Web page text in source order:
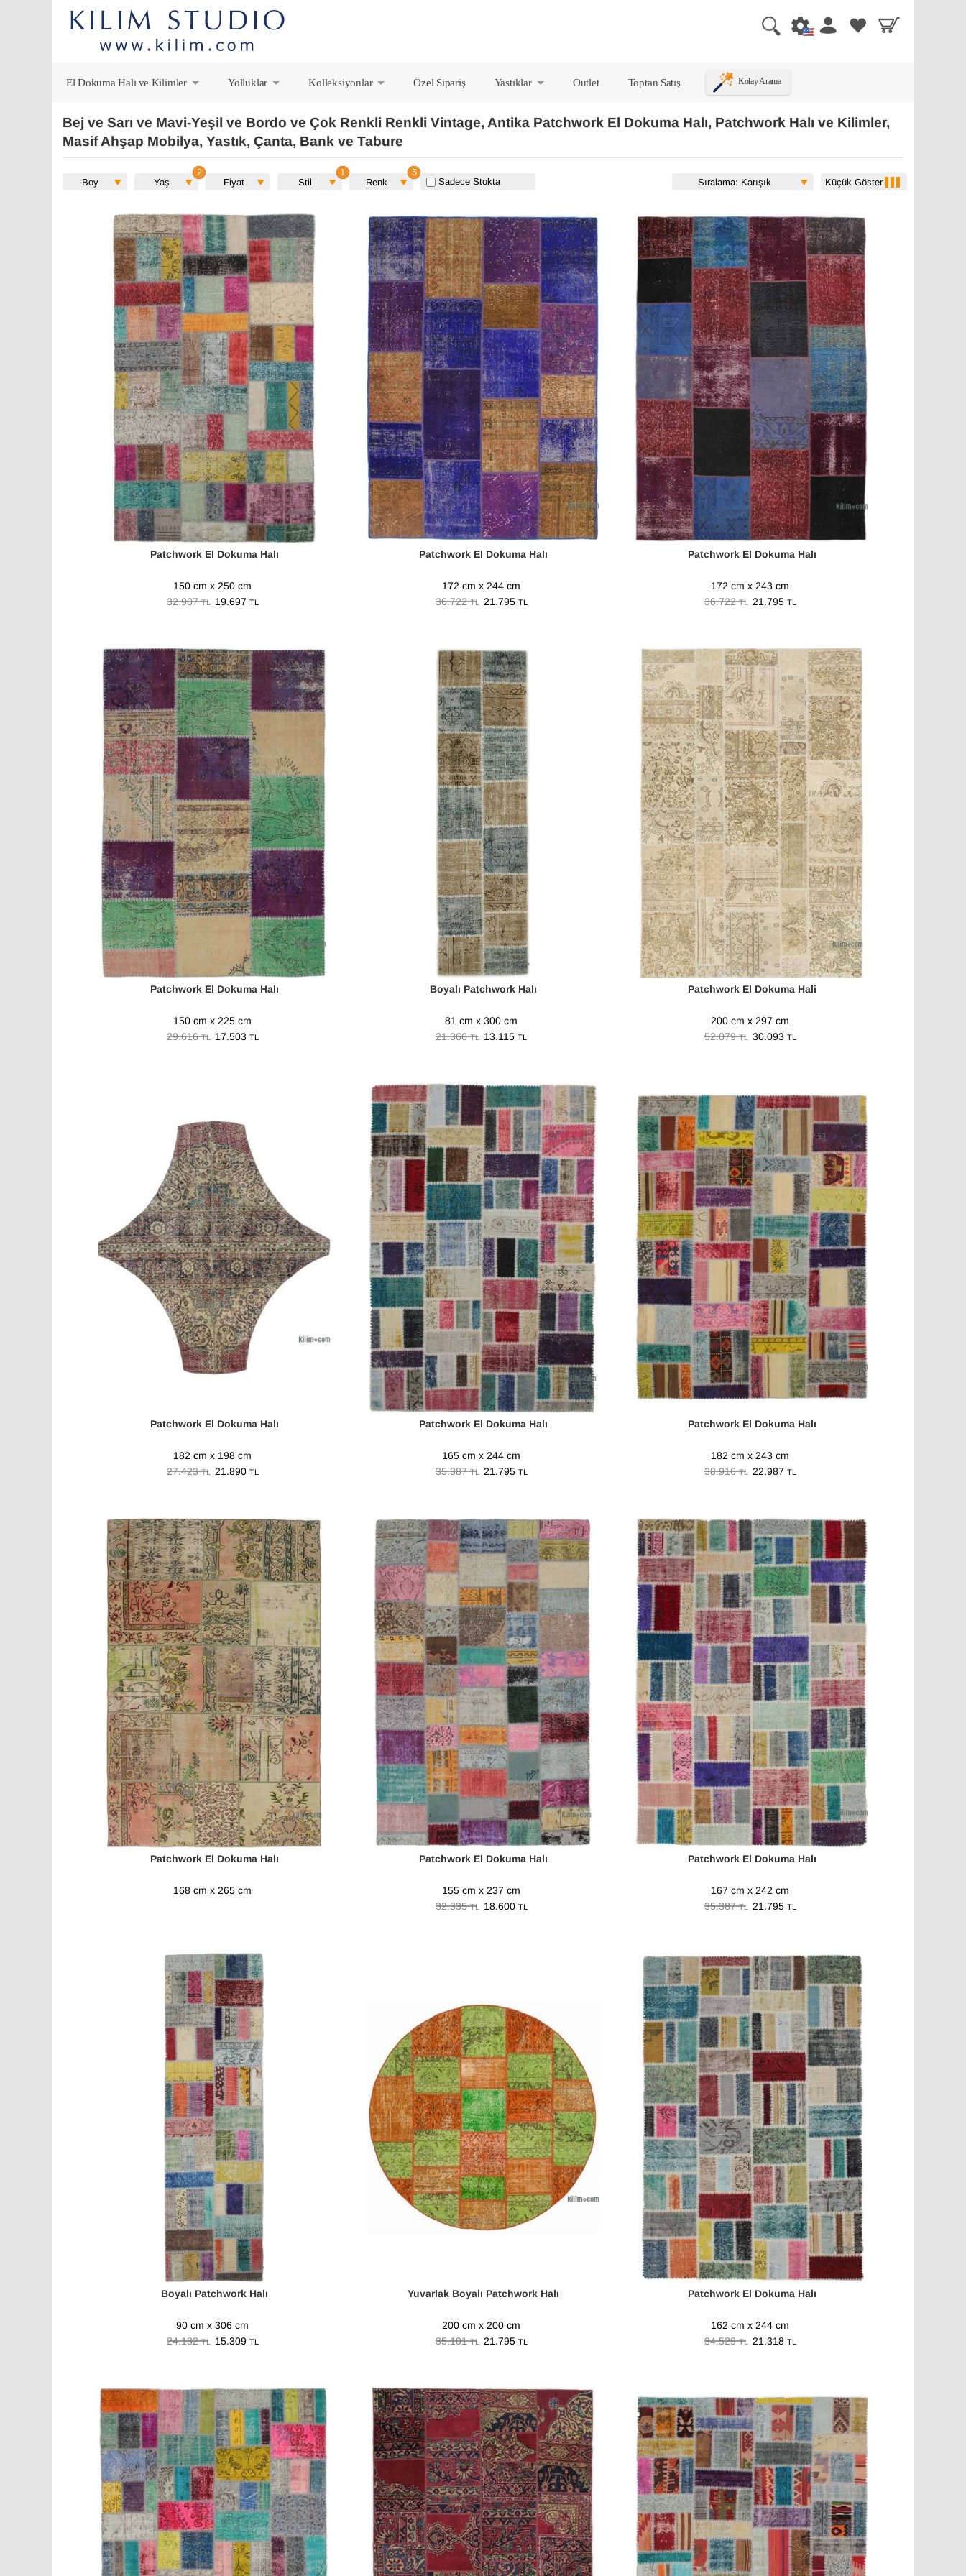
El Dokuma Halı ve Kilimler
Yolluklar
Kolleksiyonlar
Özel Sipariş
Yastıklar Outlet Toptan Satış Kolay Arama
Bej ve Sarı ve Mavi-Yeşil ve Bordo ve Çok Renkli Renkli Vintage, Antika Patchwork El Dokuma Halı, Patchwork Halı ve Kilimler,
Masif Ahşap Mobilya, Yastık, Çanta, Bank ve Tabure
Boy Yaş Fiyat Stil Renk Sadece Stokta Sıralama: Karışık Küçük Göster
Patchwork El Dokuma Halı
150 cm x 250 cm
32.907TL 19.697 TL
Patchwork El Dokuma Halı
172 cm x 244 cm
36.722TL 21.795 TL
Patchwork El Dokuma Halı
172 cm x 243 cm
36.722TL 21.795 TL
Patchwork El Dokuma Halı
150 cm x 225 cm
29.616TL 17.503 TL
Boyalı Patchwork Halı
81 cm x 300 cm
21.366TL 13.115 TL
Patchwork El Dokuma Hali
200 cm x 297 cm
52.079TL 30.093 TL
Patchwork El Dokuma Halı
182 cm x 198 cm
27.423TL 21.890 TL
Patchwork El Dokuma Halı
165 cm x 244 cm
35.387TL 21.795 TL
Patchwork El Dokuma Halı
182 cm x 243 cm
38.916TL 22.987 TL
Patchwork El Dokuma Halı
168 cm x 265 cm
Patchwork El Dokuma Halı
155 cm x 237 cm
32.335TL 18.600 TL
Patchwork El Dokuma Halı
167 cm x 242 cm
35.387TL 21.795 TL
Boyalı Patchwork Halı
90 cm x 306 cm
24.132TL 15.309 TL
Yuvarlak Boyalı Patchwork Halı
200 cm x 200 cm
35.101TL 21.795 TL
Patchwork El Dokuma Halı
162 cm x 244 cm
34.529TL 21.318 TL